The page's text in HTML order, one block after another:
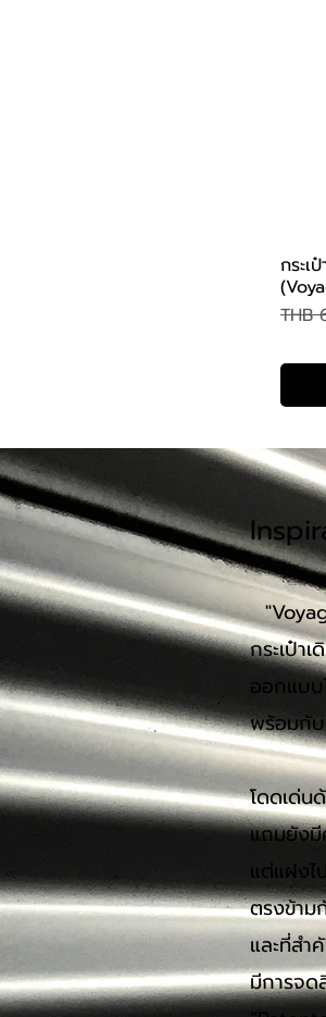
กระเ
THB
กระเป๋า
ออกแบบ
พร้อมกั
โดดเด่น
แถมยังมี
แต่แฝงไ
ตรงข้าม
และที่สำ
มีการจด